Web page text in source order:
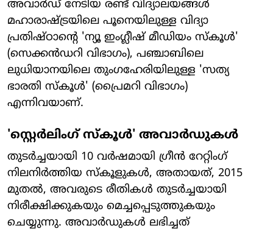
അവാർഡ് നേടിയ രണ്ട് വിദ്യാലയങ്ങൾ
മഹാരാഷ്ട്രയിലെ പൂനെയിലുള്ള വിദ്യാ
പ്രതിഷ്ഠാന്റെ 'ന്യൂ ഇംഗ്ലീഷ് മീഡിയം സ്കൂൾ'
(സെക്കൻഡറി വിഭാഗം), പഞ്ചാബിലെ
ലുധിയാനയിലെ തുംഗഹേരിയിലുള്ള 'സത്യ
ഭാരതി സ്കൂൾ' (പ്രൈമറി വിഭാഗം)
എന്നിവയാണ്.
'സ്റ്റെർലിംഗ് സ്കൂൾ' അവാർഡുകൾ
തുടർച്ചയായി 10 വർഷമായി ഗ്രീൻ റേറ്റിംഗ്
നിലനിർത്തിയ സ്കൂളുകൾ, അതായത്, 2015
മുതൽ, അവരുടെ രീതികൾ തുടർച്ചയായി
നിരീക്ഷിക്കുകയും മെച്ചപ്പെടുത്തുകയും
ചെയ്യുന്നു. അവാർഡുകൾ ലഭിച്ചത്